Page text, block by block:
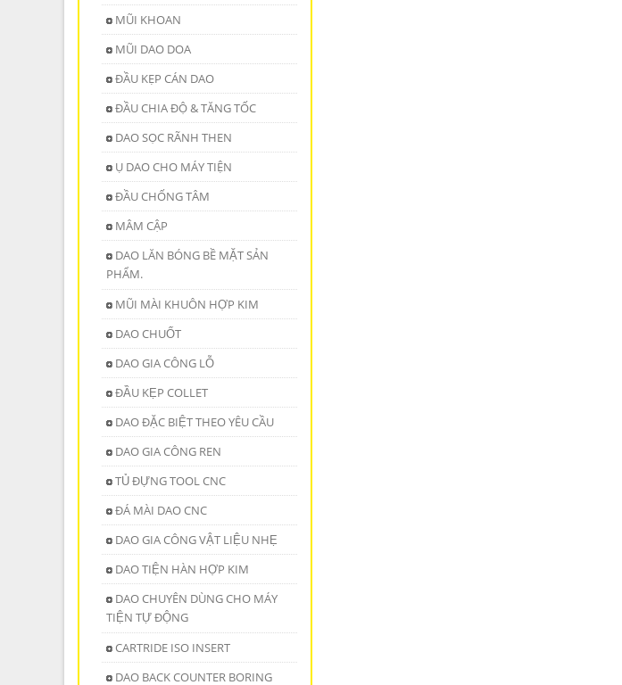
MŨI KHOAN
MŨI DAO DOA
ĐẦU KẸP CÁN DAO
ĐẦU CHIA ĐỘ & TĂNG TỐC
DAO SỌC RÃNH THEN
Ụ DAO CHO MÁY TIỆN
ĐẦU CHỐNG TÂM
MÂM CẬP
DAO LĂN BÓNG BỀ MẶT SẢN
PHẨM.
MŨI MÀI KHUÔN HỢP KIM
DAO CHUỐT
DAO GIA CÔNG LỖ
ĐẦU KẸP COLLET
DAO ĐẶC BIỆT THEO YÊU CẦU
DAO GIA CÔNG REN
TỦ ĐỰNG TOOL CNC
ĐÁ MÀI DAO CNC
DAO GIA CÔNG VẬT LIỆU NHẸ
DAO TIỆN HÀN HỢP KIM
DAO CHUYÊN DÙNG CHO MÁY
TIỆN TỰ ĐỘNG
CARTRIDE ISO INSERT
DAO BACK COUNTER BORING